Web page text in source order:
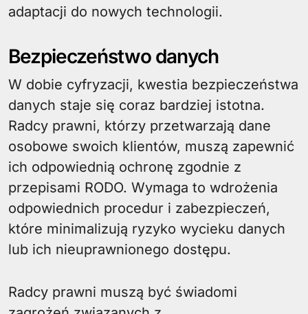
adaptacji do nowych technologii.
Bezpieczeństwo danych
W dobie cyfryzacji, kwestia bezpieczeństwa
danych staje się coraz bardziej istotna.
Radcy prawni, którzy przetwarzają dane
osobowe swoich klientów, muszą zapewnić
ich odpowiednią ochronę zgodnie z
przepisami RODO. Wymaga to wdrożenia
odpowiednich procedur i zabezpieczeń,
które minimalizują ryzyko wycieku danych
lub ich nieuprawnionego dostępu.
Radcy prawni muszą być świadomi